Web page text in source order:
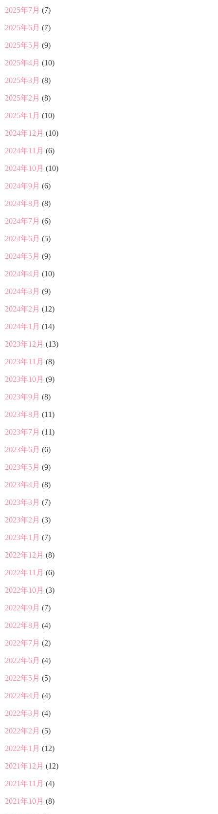
2025年7月 (7)
2025年6月 (7)
2025年5月 (9)
2025年4月 (10)
2025年3月 (8)
2025年2月 (8)
2025年1月 (10)
2024年12月 (10)
2024年11月 (6)
2024年10月 (10)
2024年9月 (6)
2024年8月 (8)
2024年7月 (6)
2024年6月 (5)
2024年5月 (9)
2024年4月 (10)
2024年3月 (9)
2024年2月 (12)
2024年1月 (14)
2023年12月 (13)
2023年11月 (8)
2023年10月 (9)
2023年9月 (8)
2023年8月 (11)
2023年7月 (11)
2023年6月 (6)
2023年5月 (9)
2023年4月 (8)
2023年3月 (7)
2023年2月 (3)
2023年1月 (7)
2022年12月 (8)
2022年11月 (6)
2022年10月 (3)
2022年9月 (7)
2022年8月 (4)
2022年7月 (2)
2022年6月 (4)
2022年5月 (5)
2022年4月 (4)
2022年3月 (4)
2022年2月 (5)
2022年1月 (12)
2021年12月 (12)
2021年11月 (4)
2021年10月 (8)